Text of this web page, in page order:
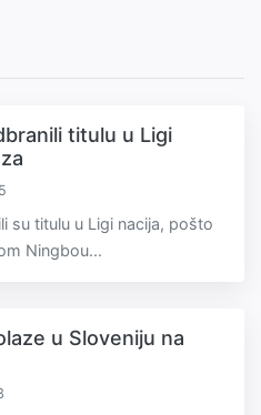
titulu u Ligi
su titulu u Ligi nacija, pošto
Ningbou...
u Sloveniju na